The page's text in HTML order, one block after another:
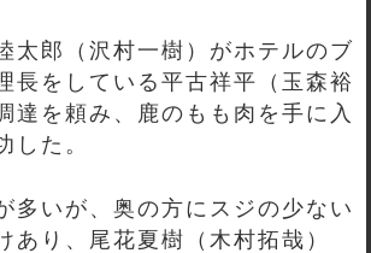
太郎（沢村一樹）がホテルのブ
長をしている平古祥平（玉森裕
達を頼み、鹿のもも肉を手に入
した。
多いが、奥の方にスジの少ない
あり、尾花夏樹（木村拓哉）